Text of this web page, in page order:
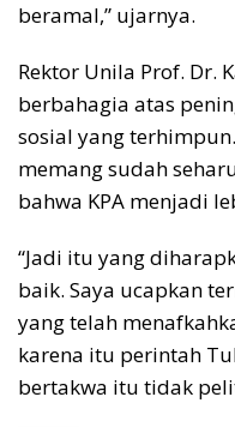
beramal,” ujarnya.
Rektor Unila Prof. Dr.
berbahagia atas
sosial yang
memang sudah
bahwa KPA menjadi
“Jadi itu yang
baik. Saya ucapkan
yang telah
karena itu perintah
bertakwa itu tidak